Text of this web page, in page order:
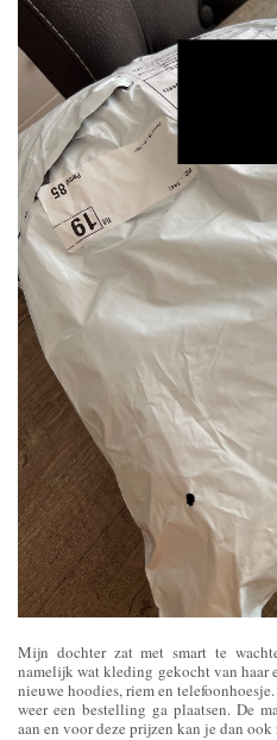
Mijn dochter zat met smart te
namelijk wat kleding gekocht van haar
nieuwe hoodies, riem en
weer een bestelling ga plaatsen. De
aan en voor deze prijzen kan je dan